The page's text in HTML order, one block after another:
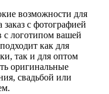
возможности для
заказ с фотографией
с логотипом вашей
как для
так и для оптом
оригинальные
свадьбой или